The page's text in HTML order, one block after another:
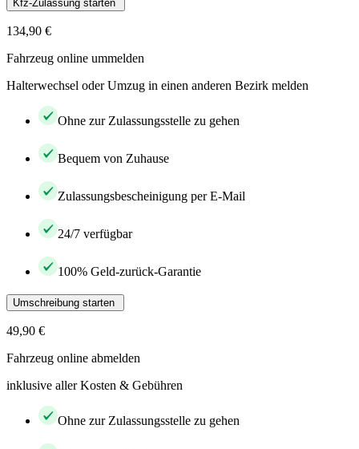
Kfz-Zulassung starten
134,90 €
Fahrzeug online ummelden
Halterwechsel oder Umzug in einen anderen Bezirk melden
Ohne zur Zulassungsstelle zu gehen
Bequem von Zuhause
Zulassungsbescheinigung per E-Mail
24/7 verfügbar
100% Geld-zurück-Garantie
Umschreibung starten
49,90 €
Fahrzeug online abmelden
inklusive aller Kosten & Gebühren
Ohne zur Zulassungsstelle zu gehen